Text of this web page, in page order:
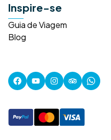
Inspire-se
Guia de Viagem
Blog